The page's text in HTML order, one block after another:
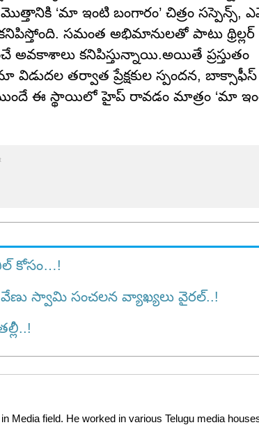
‘మా ఇంటి బంగారం’ చిత్రం సస్పెన్స్,
సమంత అభిమానులతో పాటు థ్రిల్లర్
అవకాశాలు కనిపిస్తున్నాయి.అయితే ప్రస్తుతం
విడుదల తర్వాత ప్రేక్షకుల స్పందన,
ముందే ఈ స్థాయిలో హైప్ రావడం మాత్రం ‘మా
కోసం…!
స్వామి సంచలన వ్యాఖ్యలు వైరల్..!
Media field. He worked in various Telugu media